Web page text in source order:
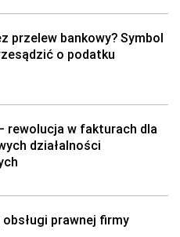
przelew bankowy? Symbol
o podatku
rewolucja w fakturach dla
działalności
prawnej firmy